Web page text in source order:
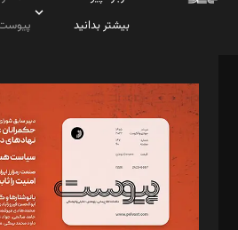
بیشتر بدانید
مدیر مسئول: محمدباقر اثنی‌عشری
سردبیر: مهرک محمودی
دبیر تحریریه: میثم قاسمی
د‌بیر ناداستان: سمانه سمیع
د‌بیر خدمت و تجارت: ابوالفضل رجبی
د‌بیر حقوق فناوری: حسام‌الدین ایپکچی